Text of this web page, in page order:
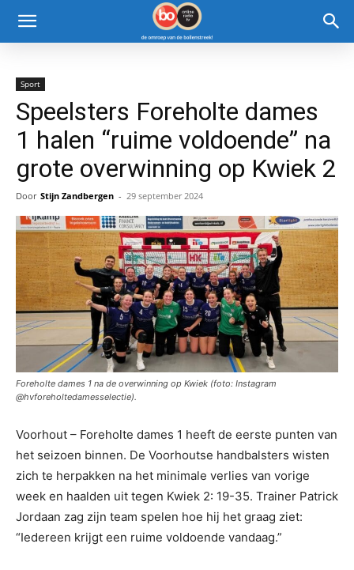
Sport
Speelsters Foreholte dames
1 halen “ruime voldoende” na
grote overwinning op Kwiek 2
Door Stijn Zandbergen - 29 september 2024
Foreholte dames 1 na de overwinning op Kwiek (foto: Instagram
@hvforeholtedamesselectie).
Voorhout – Foreholte dames 1 heeft de eerste punten van
het seizoen binnen. De Voorhoutse handbalsters wisten
zich te herpakken na het minimale verlies van vorige
week en haalden uit tegen Kwiek 2: 19-35. Trainer Patrick
Jordaan zag zijn team spelen hoe hij het graag ziet:
“Iedereen krijgt een ruime voldoende vandaag.”